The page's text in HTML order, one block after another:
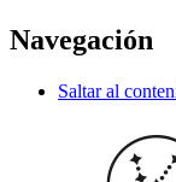
Navegación
Saltar al